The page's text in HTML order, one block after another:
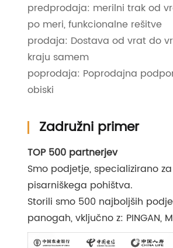
predprodaja: merilni trak od
po meri, funkcionalne rešitve
prodaja: Dostava od vrat do
kraju samem
poprodaja: Poprodajna
obiski
Zadružni primer
TOP 500 partnerjev
Smo podjetje, specializirano
pisarniškega pohištva.
Storili smo 500 najboljših
panogah, vključno z: PINGAN,